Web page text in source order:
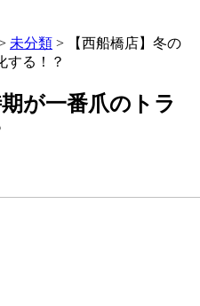
未分類 >
【西船橋店】冬の
する！？
が一番爪のトラ